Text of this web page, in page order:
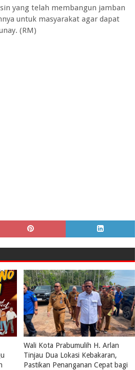
yang telah membangun jamban
untuk masyarakat agar dapat
(RM)
Wali Kota Prabumulih H. Arlan
Tinjau Dua Lokasi Kebakaran,
Pastikan Penanganan Cepat bagi